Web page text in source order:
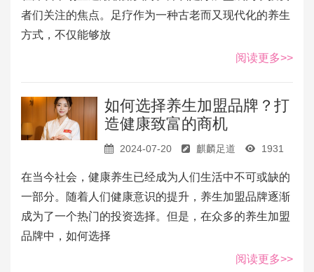
者们关注的焦点。足疗作为一种古老而又现代化的养生
方式，不仅能够放
阅读更多>>
如何选择养生加盟品牌？打
造健康致富的商机
2024-07-20 麒麟足道 1931
在当今社会，健康养生已经成为人们生活中不可或缺的
一部分。随着人们健康意识的提升，养生加盟品牌逐渐
成为了一个热门的投资选择。但是，在众多的养生加盟
品牌中，如何选择
阅读更多>>